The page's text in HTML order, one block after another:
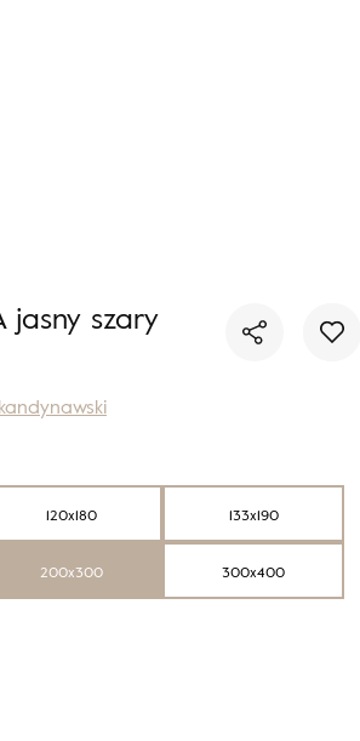
jasny szary
120x180 133x190
200x300 300x400